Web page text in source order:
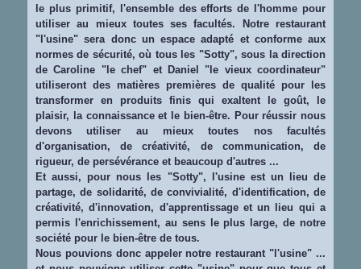
le plus primitif, l'ensemble des efforts de l'homme pour
utiliser au mieux toutes ses facultés. Notre restaurant
"l'usine" sera donc un espace adapté et conforme aux
normes de sécurité, où tous les "Sotty", sous la direction
de Caroline "le chef" et Daniel "le vieux coordinateur"
utiliseront des matières premières de qualité pour les
transformer en produits finis qui exaltent le goût, le
plaisir, la connaissance et le bien-être. Pour réussir nous
devons utiliser au mieux toutes nos facultés
d'organisation, de créativité, de communication, de
rigueur, de persévérance et beaucoup d'autres ...
Et aussi, pour nous les "Sotty", l'usine est un lieu de
partage, de solidarité, de convivialité, d'identification, de
créativité, d'innovation, d'apprentissage et un lieu qui a
permis l'enrichissement, au sens le plus large, de notre
société pour le bien-être de tous.
Nous pouvions donc appeler notre restaurant "l'usine" ...